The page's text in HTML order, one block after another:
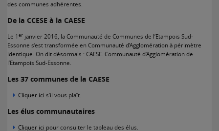
des communes adhérentes.
De la CCESE à la CAESE
Le 1 er janvier 2016, la Communauté de Communes de l’Etampois Sud-
Essonne s’est transformée en Communauté d’Agglomération à périmètre
identique. On dit désormais : CAESE. Communauté d’Agglomération de
l’Etampois Sud-Essonne.
Les 37 communes de la CAESE
Cliquer ici s’il vous plaît.
Les élus communautaires
Cliquer ici pour consulter le tableau des élus.